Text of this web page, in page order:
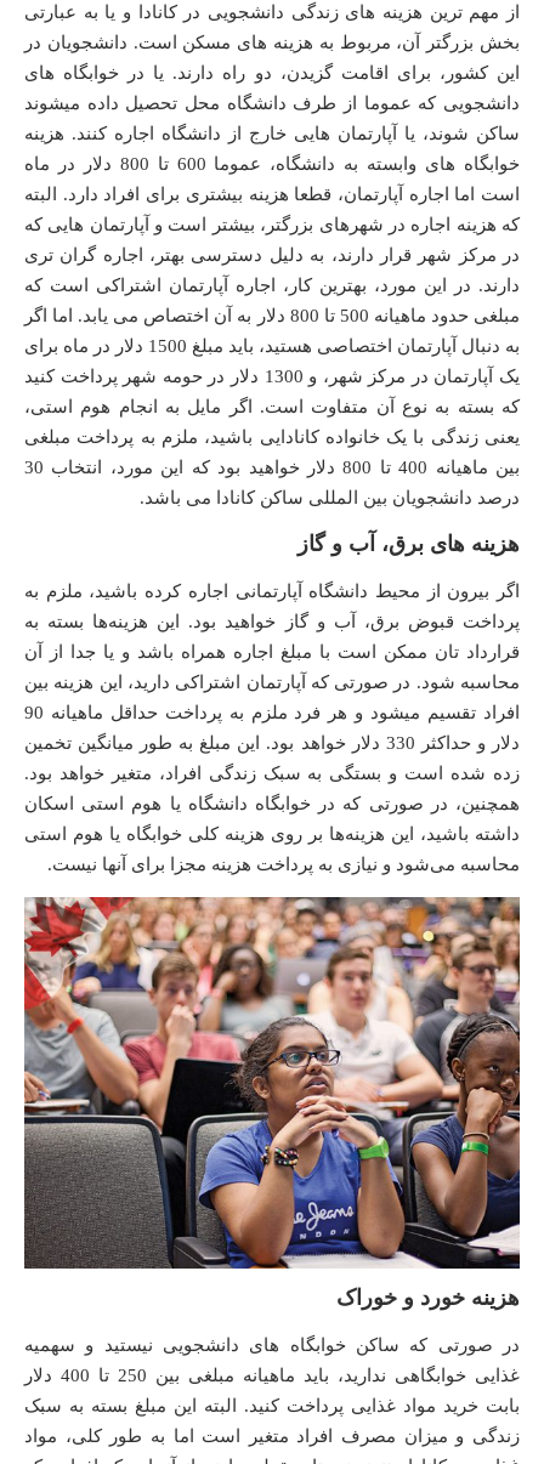
از مهم ترین هزینه های زندگی دانشجویی در کانادا و یا به عبارتی
بخش بزرگتر آن، مربوط به هزینه های مسکن است. دانشجویان در
این کشور، برای اقامت گزیدن، دو راه دارند. یا در خوابگاه های
دانشجویی که عموما از طرف دانشگاه محل تحصیل داده میشوند
ساکن شوند، یا آپارتمان هایی خارج از دانشگاه اجاره کنند. هزینه
خوابگاه های وابسته به دانشگاه، عموما 600 تا 800 دلار در ماه
است اما اجاره آپارتمان، قطعا هزینه بیشتری برای افراد دارد. البته
که هزینه اجاره در شهرهای بزرگتر، بیشتر است و آپارتمان هایی که
در مرکز شهر قرار دارند، به دلیل دسترسی بهتر، اجاره گران تری
دارند. در این مورد، بهترین کار، اجاره آپارتمان اشتراکی است که
مبلغی حدود ماهیانه 500 تا 800 دلار به آن اختصاص می یابد. اما اگر
به دنبال آپارتمان اختصاصی هستید، باید مبلغ 1500 دلار در ماه برای
یک آپارتمان در مرکز شهر، و 1300 دلار در حومه شهر پرداخت کنید
که بسته به نوع آن متفاوت است. اگر مایل به انجام هوم استی،
یعنی زندگی با یک خانواده کانادایی باشید، ملزم به پرداخت مبلغی
بین ماهیانه 400 تا 800 دلار خواهید بود که این مورد، انتخاب 30
درصد دانشجویان بین المللی ساکن کانادا می باشد.
هزینه های برق، آب و گاز
اگر بیرون از محیط دانشگاه آپارتمانی اجاره کرده باشید، ملزم به
پرداخت قبوض برق، آب و گاز خواهید بود. این هزینه‌ها بسته به
قرارداد تان ممکن است با مبلغ اجاره همراه باشد و یا جدا از آن
محاسبه شود. در صورتی که آپارتمان اشتراکی دارید، این هزینه بین
افراد تقسیم میشود و هر فرد ملزم به پرداخت حداقل ماهیانه 90
دلار و حداکثر 330 دلار خواهد بود. این مبلغ به طور میانگین تخمین
زده شده است و بستگی به سبک زندگی افراد، متغیر خواهد بود.
همچنین، در صورتی که در خوابگاه دانشگاه یا هوم استی اسکان
داشته باشید، این هزینه‌ها بر روی هزینه کلی خوابگاه یا هوم استی
محاسبه می‌شود و نیازی به پرداخت هزینه مجزا برای آنها نیست.
هزینه خورد و خوراک
در صورتی که ساکن خوابگاه های دانشجویی نیستید و سهمیه
غذایی خوابگاهی ندارید، باید ماهیانه مبلغی بین 250 تا 400 دلار
بابت خرید مواد غذایی پرداخت کنید. البته این مبلغ بسته به سبک
زندگی و میزان مصرف افراد متغیر است اما به طور کلی، مواد